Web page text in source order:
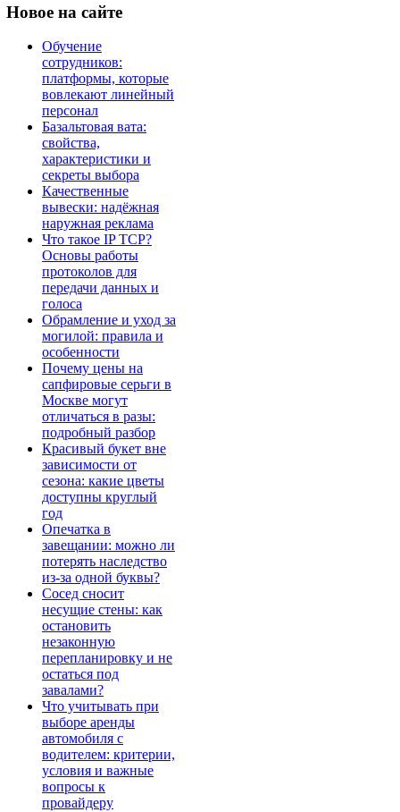
Новое на сайте
Обучение
сотрудников:
платформы, которые
вовлекают линейный
персонал
Базальтовая вата:
свойства,
характеристики и
секреты выбора
Качественные
вывески: надёжная
наружная реклама
Что такое IP TCP?
Основы работы
протоколов для
передачи данных и
голоса
Обрамление и уход за
могилой: правила и
особенности
Почему цены на
сапфировые серьги в
Москве могут
отличаться в разы:
подробный разбор
Красивый букет вне
зависимости от
сезона: какие цветы
доступны круглый
год
Опечатка в
завещании: можно ли
потерять наследство
из-за одной буквы?
Сосед сносит
несущие стены: как
остановить
незаконную
перепланировку и не
остаться под
завалами?
Что учитывать при
выборе аренды
автомобиля с
водителем: критерии,
условия и важные
вопросы к
провайдеру